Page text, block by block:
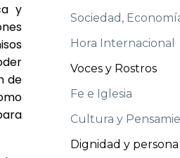
y
de
Sociedad,
Hora Internacional
Voces y Rostros
Fe e Iglesia
Cultura y
Dignidad y persona